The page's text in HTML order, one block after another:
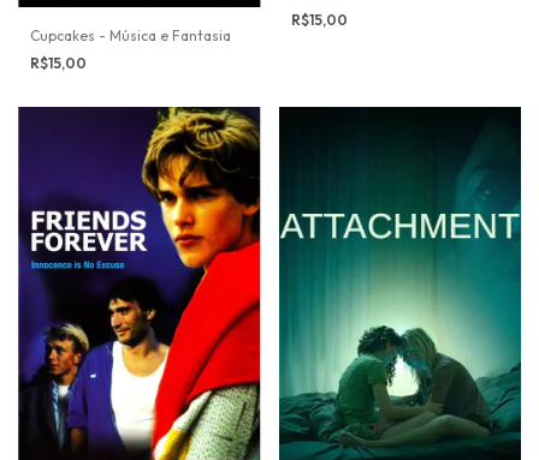
Cupcakes - Música e Fantasia
R$15,00
R$15,00